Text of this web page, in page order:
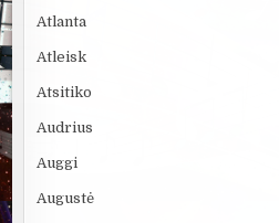
Atlanta
Atleisk
Atsitiko
Audrius
Auggi
Augustė